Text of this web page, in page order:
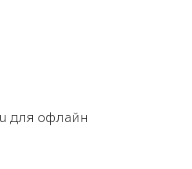
для офлайн